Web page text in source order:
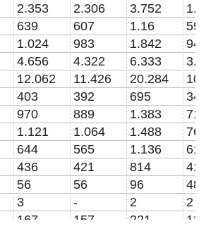
2.353 2.306 3.752
639 607 1.16
1.024 983 1.842
4.656 4.322 6.333
12.062 11.426 20.284
403 392 695
970 889 1.383
1.121 1.064 1.488
644 565 1.136
611
436 421 814
56 56 96
48
3 - 2
2
167 157 221 116